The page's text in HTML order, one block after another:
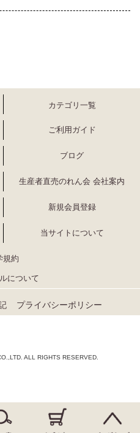
カテゴリ一覧
ご利用ガイド
ブログ
生産者直売のれん会 会社案内
新規会員登録
当サイトについて
規約
について
プライバシーポリシー
ALL RIGHTS RESERVED.